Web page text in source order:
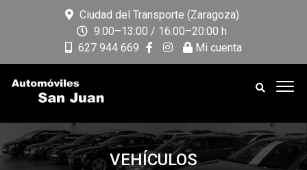
Ciudad del Transporte (Zaragoza)
9:00–13:00 / 16:00–20:00 h
627 944 669
Mi cuenta
VEHÍCULOS